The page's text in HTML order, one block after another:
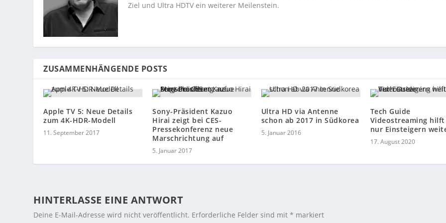
Ziel und Ultra HDTV ein weiterer Meilenstein.
ZUSAMMENHÄNGENDE POSTS
Apple TV 5: Neue Details
zum 4K-HDR-Modell
11. September 2017
Sony-Präsident Kazuo
Hirai zeigt bei CES-
Pressekonferenz neue
Marschrichtung auf
5. Januar 2017
Ultra HD via Antenne
schon ab 2017 in Südkorea
5. Januar 2016
Tech Guide
Videostreaming
nur Einsteigern
17. August 2020
HINTERLASSE EINE ANTWORT
Deine E-Mail-Adresse wird nicht veröffentlicht. Erforderliche Felder sind mit* markiert